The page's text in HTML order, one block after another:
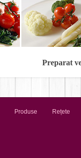
Preparat
Produse Rețete